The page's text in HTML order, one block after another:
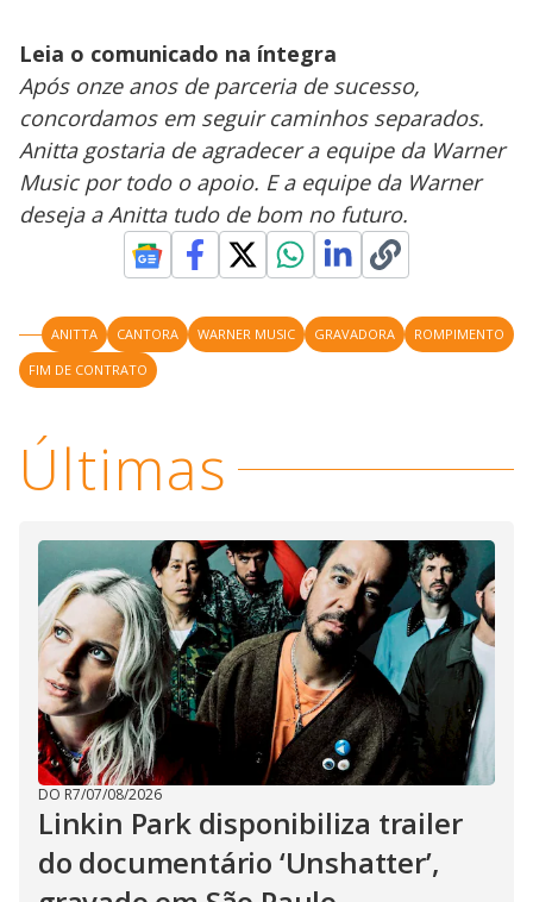
Leia o comunicado na íntegra
Após onze anos de parceria de sucesso,
concordamos em seguir caminhos separados.
Anitta gostaria de agradecer a equipe da Warner
Music por todo o apoio. E a equipe da Warner
deseja a Anitta tudo de bom no futuro.
ANITTA CANTORA WARNER MUSIC GRAVADORA
ROMPIMENTO
FIM DE CONTRATO
Últimas
DO R7/07/08/2026
Linkin Park disponibiliza trailer
do documentário ‘Unshatter’,